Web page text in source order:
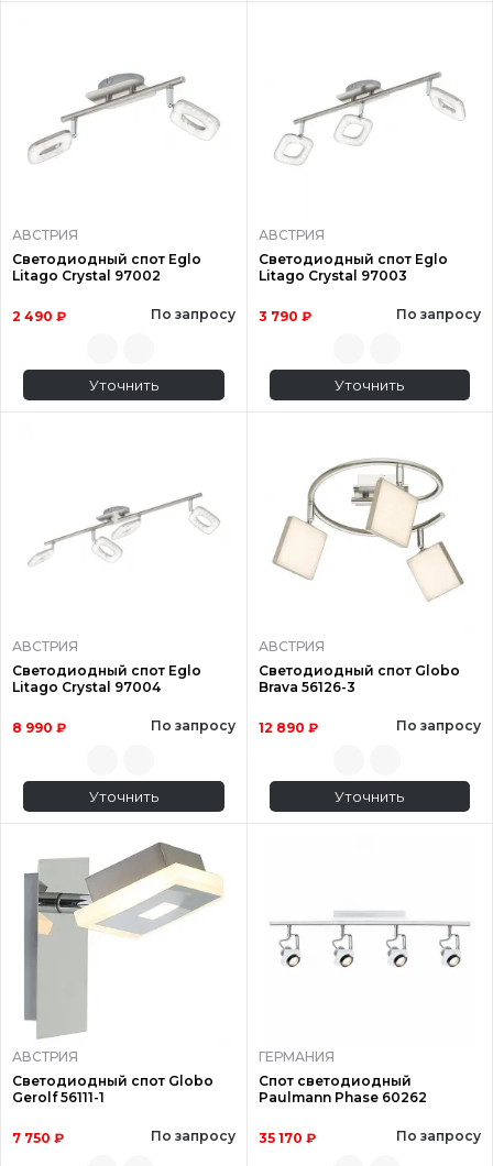
АВСТРИЯ
Светодиодный спот Eglo
Litago Crystal 97002
2 490 ₽ По запросу
Уточнить
АВСТРИЯ
Светодиодный спот Eglo
Litago Crystal 97003
3 790 ₽ По запросу
Уточнить
АВСТРИЯ
Светодиодный спот Eglo
Litago Crystal 97004
8 990 ₽ По запросу
Уточнить
АВСТРИЯ
Светодиодный спот Globo
Brava 56126-3
12 890 ₽ По запросу
Уточнить
АВСТРИЯ
Светодиодный спот Globo
Gerolf 56111-1
7 750 ₽ По запросу
ГЕРМАНИЯ
Спот светодиодный
Paulmann Phase 60262
35 170 ₽ По запросу